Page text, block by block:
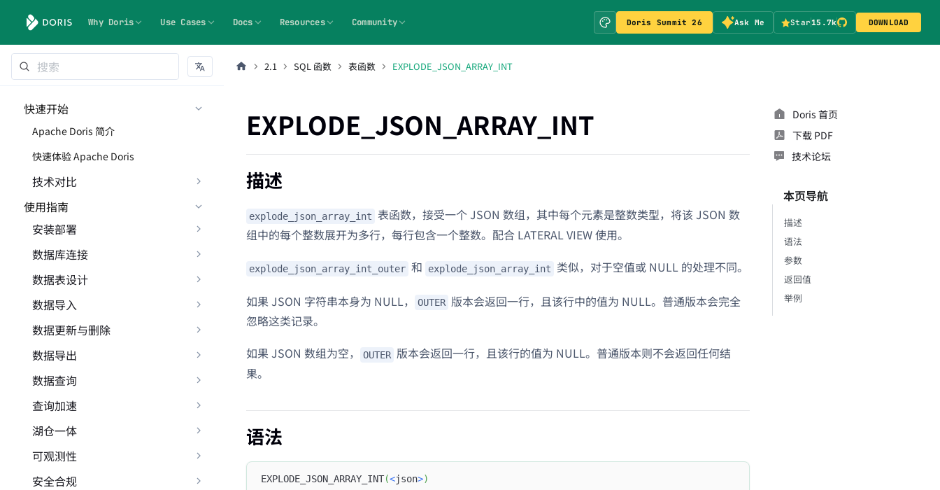
Why Doris Use Cases Docs Resources Community Doris Summit 26 Ask Me Star15.7k DOWNLOAD
快速开始
Apache Doris 简介
快速体验 Apache Doris
技术对比
使用指南
安装部署
数据库连接
数据表设计
数据导入
数据更新与删除
数据导出
数据查询
查询加速
湖仓一体
可观测性
安全合规
2.1 SQL 函数 表函数 EXPLODE_JSON_ARRAY_INT
EXPLODE_JSON_ARRAY_INT
描述
explode_json_array_int
表函数，接受一个 JSON 数组，其中每个元素是整数类型，将该 JSON 数
组中的每个整数展开为多行，每行包含一个整数。配合 LATERAL VIEW 使用。
explode_json_array_int_outer 和 explode_json_array_int 类似，对于空值或 NULL 的处理不同。
如果 JSON 字符串本身为 NULL， OUTER 版本会返回一行，且该行中的值为 NULL。普通版本会完全
忽略这类记录。
如果 JSON 数组为空，
OUTER 版本会返回一行，且该行的值为 NULL。普通版本则不会返回任何结
果。
语法
EXPLODE_JSON_ARRAY_INT(<json>)
Doris 首页
下载 PDF
技术论坛
本页导航
描述
语法
参数
返回值
举例